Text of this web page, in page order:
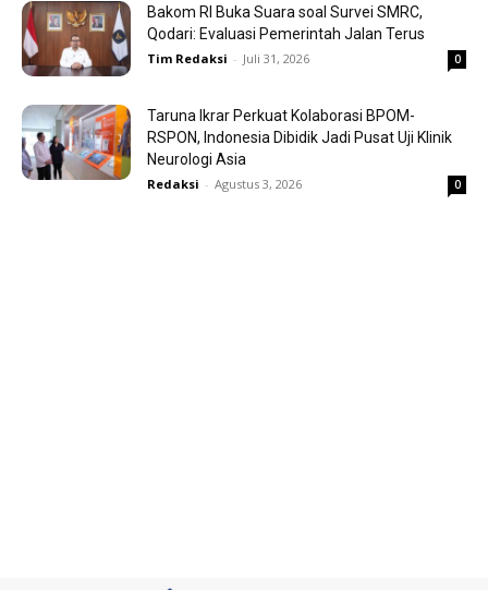
Bakom RI Buka Suara soal Survei SMRC,
Qodari: Evaluasi Pemerintah Jalan Terus
Tim Redaksi - Juli 31, 2026 0
Taruna Ikrar Perkuat Kolaborasi BPOM-
RSPON, Indonesia Dibidik Jadi Pusat Uji Klinik
Neurologi Asia
Redaksi - Agustus 3, 2026 0